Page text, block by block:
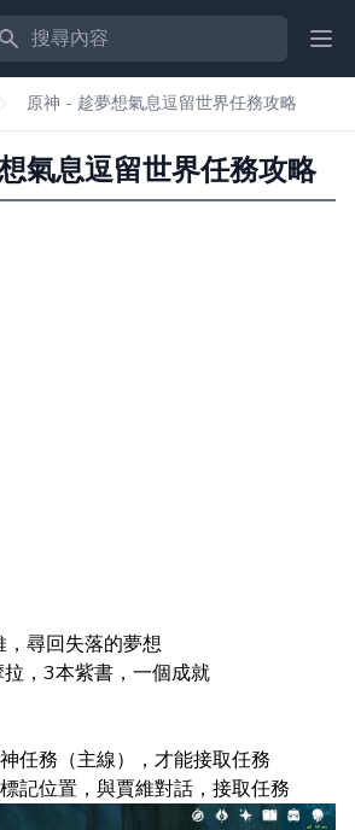
尋內容
原神 - 趁夢想氣息逗留世界任務攻略
氣息逗留世界任務攻略
尋回失落的夢想
，3本紫書，一個成就
任務（主線），才能接取任務
記位置，與賈維對話，接取任務